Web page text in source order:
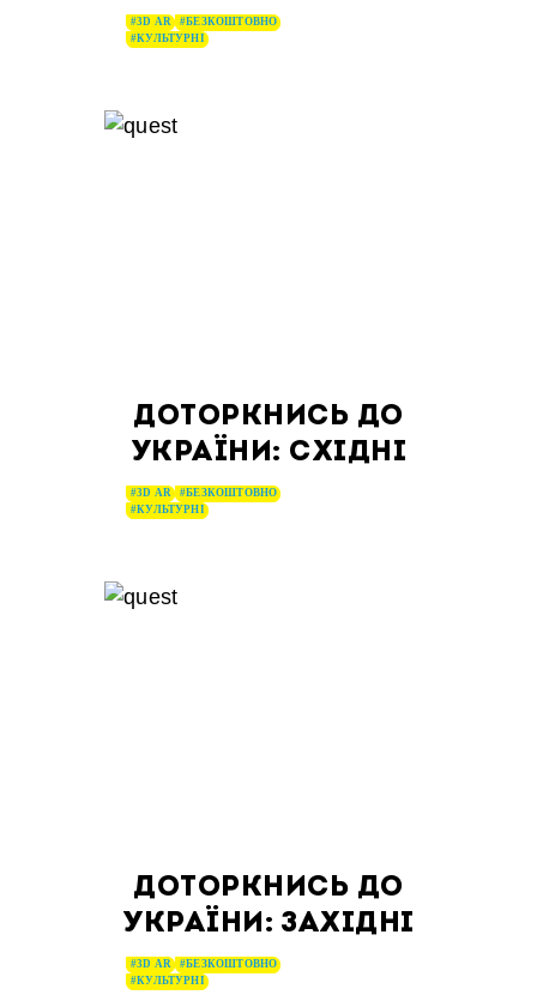
#3D AR
#БЕЗКОШТОВНО
#КУЛЬТУРНІ
ДОТОРКНИСЬ ДО
УКРАЇНИ: СХІДНІ
#3D AR
#БЕЗКОШТОВНО
#КУЛЬТУРНІ
ДОТОРКНИСЬ ДО
УКРАЇНИ: ЗАХІДНІ
#3D AR
#БЕЗКОШТОВНО
#КУЛЬТУРНІ